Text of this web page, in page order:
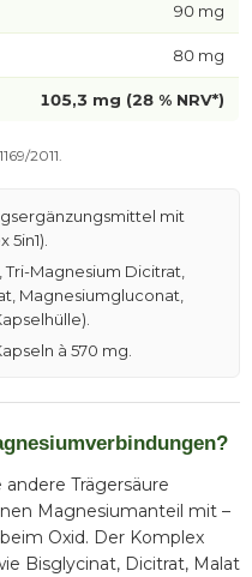
90 mg
80 mg
105,3 mg (28 % NRV*)
2011.
mit
5in1).
Magnesium Dicitrat,
Magnesiumgluconat,
à 570 mg.
Trägersäure
Magnesiumanteil mit –
Oxid. Der Komplex
Bisglycinat, Dicitrat, Malat